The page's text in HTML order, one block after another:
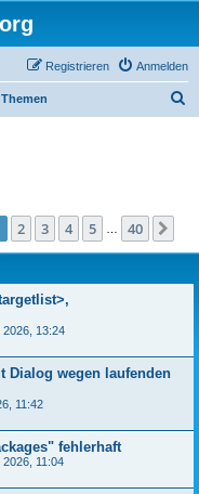
Anmelden
Registrieren
1von 40
2 3 4 5 40
2026, 13:24
Dialog wegen laufenden
11:42
fehlerhaft
2026, 11:04